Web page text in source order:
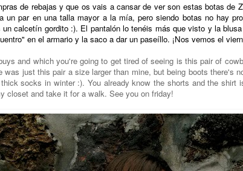
de rebajas y que os vais a cansar de ver son estas botas de
un par en una talla mayor a la mía, pero siendo botas no hay
un calcetín gordito :). El pantalón lo tenéis más que visto y la
en el armario y la saco a dar un paseíllo. ¡Nos vemos el
and which you're going to get tired of seeing is this pair of
was just this pair a size larger than mine, but being boots there's
socks in winter :). You already know the shorts and the shirt
closet and take it for a walk. See you on friday!